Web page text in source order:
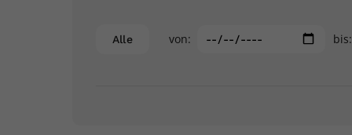
Alle von: bis: